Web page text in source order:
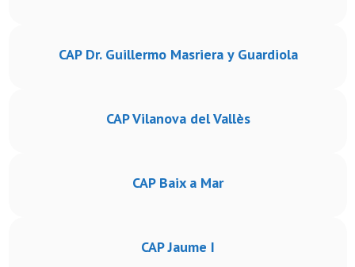
CAP Dr. Guillermo Masriera y Guardiola
CAP Vilanova del Vallès
CAP Baix a Mar
CAP Jaume I